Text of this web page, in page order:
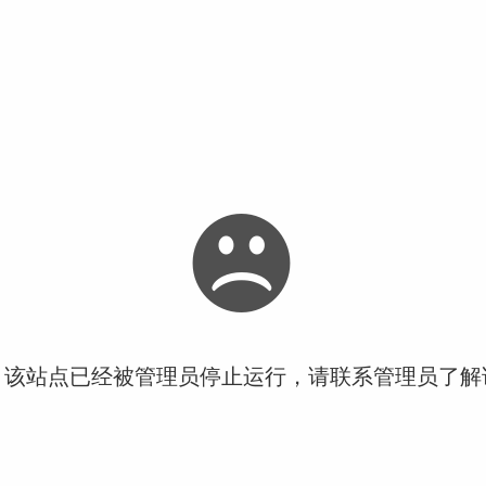
站点已经被管理员停止运行，请联系管理员了